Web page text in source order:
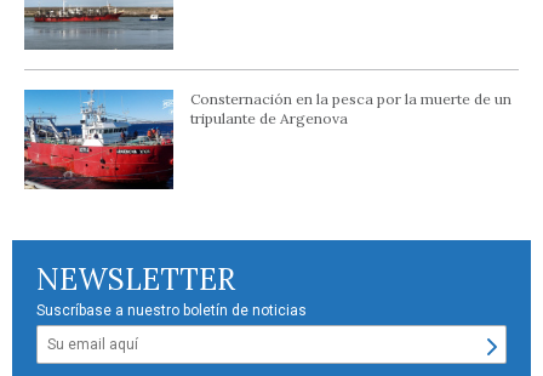
Consternación en la pesca por la muerte de un
tripulante de Argenova
NEWSLETTER
Suscríbase a nuestro boletín de noticias